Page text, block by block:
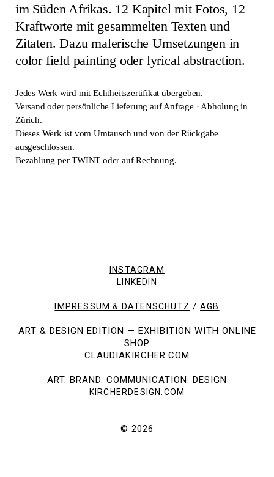
im Süden Afrikas. 12 Kapitel mit Fotos, 12
Kraftworte mit gesammelten Texten und
Zitaten. Dazu malerische Umsetzungen in
color field painting oder lyrical abstraction.
Jedes Werk wird mit Echtheitszertifikat übergeben.
Versand oder persönliche Lieferung auf Anfrage · Abholung in
Zürich.
Dieses Werk ist vom Umtausch und von der Rückgabe
ausgeschlossen.
Bezahlung per TWINT oder auf Rechnung.
INSTAGRAM
LINKEDIN
IMPRESSUM & DATENSCHUTZ / AGB
ART & DESIGN EDITION — EXHIBITION WITH ONLINE
SHOP
CLAUDIAKIRCHER.COM
ART. BRAND. COMMUNICATION. DESIGN
KIRCHERDESIGN.COM
© 2026